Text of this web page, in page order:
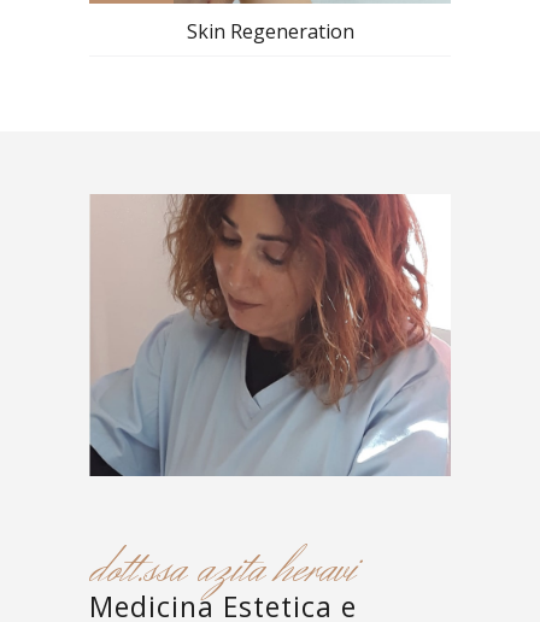
Skin Regeneration
dott.ssa azita heravi
Medicina Estetica e